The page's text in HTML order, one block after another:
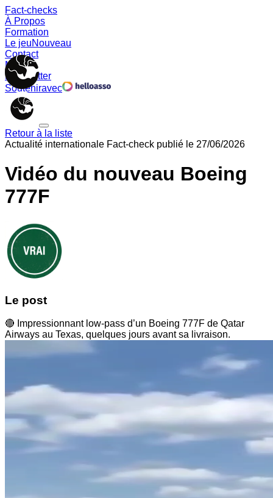
Fact-checks
À Propos
Formation
Le jeuNouveau
Contact
Memes
Newsletter
Souteniravec
Retour à la liste
Actualité internationale Fact-check publié le 27/06/2026
Vidéo du nouveau Boeing
777F
Le post
🔴 Impressionnant low-pass d’un Boeing 777F de Qatar
Airways au Texas, quelques jours avant sa livraison.